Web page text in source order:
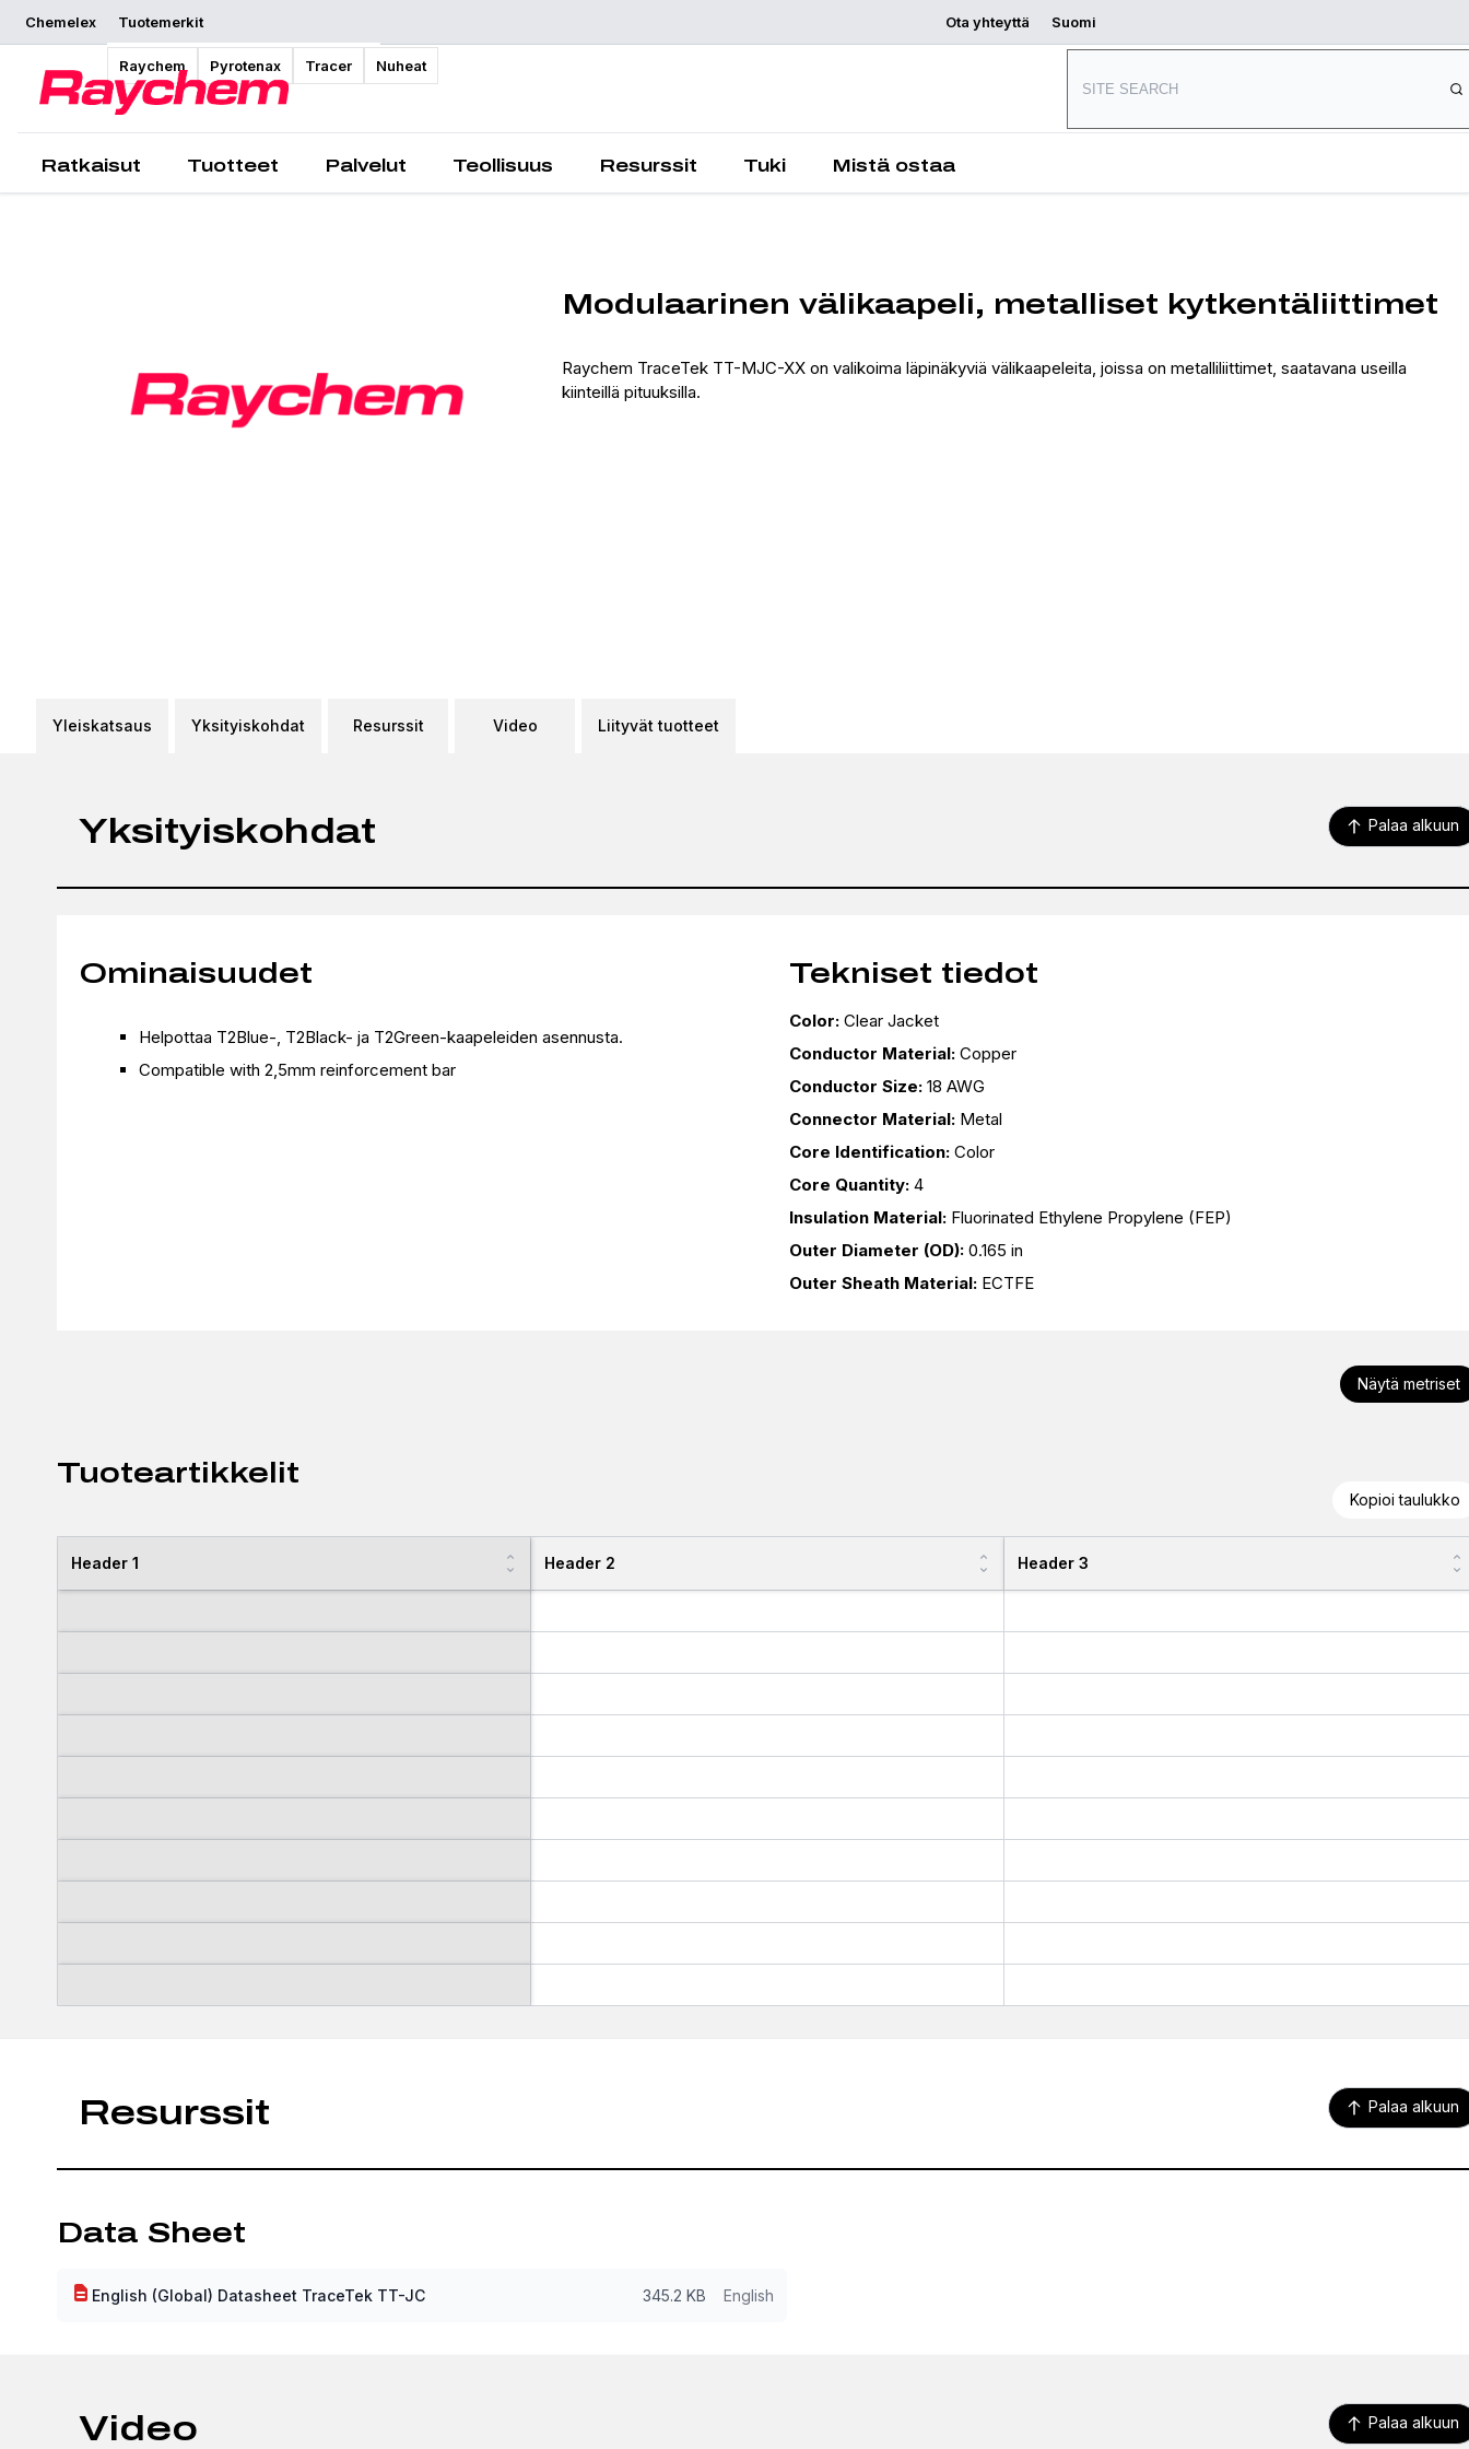
Chemelex Tuotemerkit
Raychem Pyrotenax Tracer Nuheat
Ota yhteyttä Suomi
Ratkaisut Tuotteet Palvelut Teollisuus Resurssit Tuki Mistä ostaa
Pyydä tarjous Mistä ostaa
suunnittelu
Yleiskatsaus
Modulaarinen välikaapeli, metalliset kytkentäliittimet
Raychem TraceTek TT-MJC-XX on valikoima läpinäkyviä välikaapeleita, joissa on metalliliittimet, saatavana useilla
kiinteillä pituuksilla.
Yleiskatsaus Yksityiskohdat Resurssit Video Liityvät tuotteet
Yksityiskohdat Palaa alkuun
Ominaisuudet
Helpottaa T2Blue-, T2Black- ja T2Green-kaapeleiden asennusta.
Compatible with 2,5mm reinforcement bar
Tekniset tiedot
Color: Clear Jacket
Conductor Material: Copper
Conductor Size: 18 AWG
Connector Material: Metal
Core Identification: Color
Core Quantity: 4
Insulation Material: Fluorinated Ethylene Propylene (FEP)
Outer Diameter (OD): 0.165 in
Outer Sheath Material: ECTFE
Näytä metriset
Tuoteartikkelit
Kopioi taulukko
Header 1 Header 2 Header 3
Resurssit Palaa alkuun
Data Sheet
English (Global) Datasheet TraceTek TT-JC 345.2 KB English
Video Palaa alkuun